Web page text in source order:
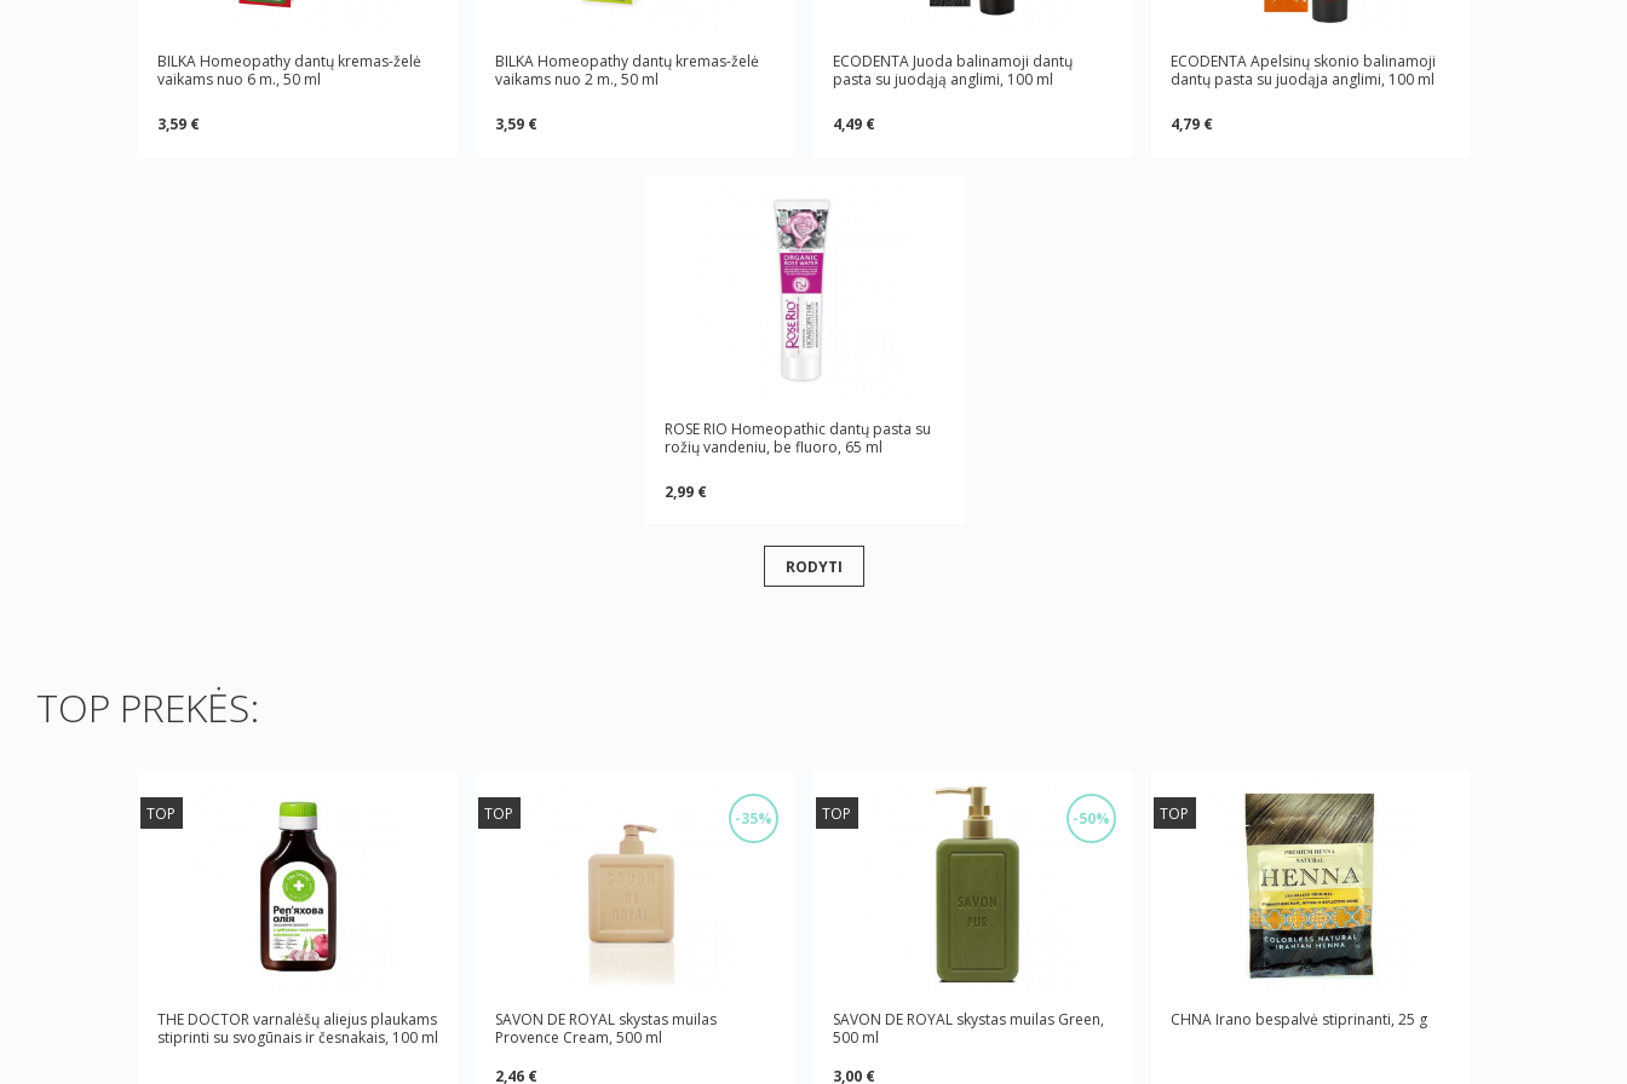
BILKA Homeopathy dantų kremas-želė
vaikams nuo 6 m., 50 ml
3,59 €
BILKA Homeopathy dantų kremas-želė
vaikams nuo 2 m., 50 ml
3,59 €
ECODENTA Juoda balinamoji dantų
pasta su juodąją anglimi, 100 ml
4,49 €
ECODENTA Apelsinų skonio balinamoji
dantų pasta su juodąjа anglimi, 100 ml
4,79 €
ROSE RIO Homeopathic dantų pasta su
rožių vandeniu, be fluoro, 65 ml
2,99 €
RODYTI
TOP PREKĖS:
TOP
THE DOCTOR varnalėšų aliejus plaukams
stiprinti su svogūnais ir česnakais, 100 ml
-35%
TOP
SAVON DE ROYAL skystas muilas
Provence Cream, 500 ml
2,46 €
-50%
TOP
SAVON DE ROYAL skystas muilas Green,
500 ml
3,00 €
TOP
CHNA Irano bespalvė stiprinanti, 25 g